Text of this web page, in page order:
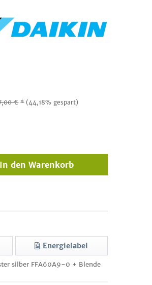
€ * (44,18% gespart)
In den Warenkorb
Energielabel
silber FFA60A9-0 + Blende